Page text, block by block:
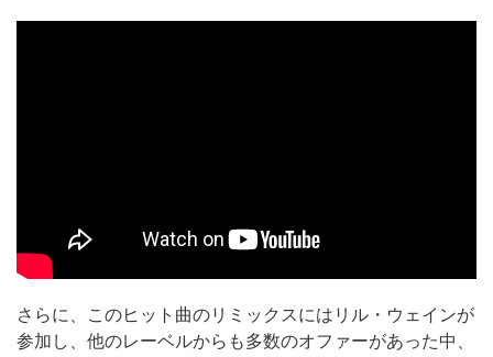
さらに、このヒット曲のリミックスにはリル・ウェインが
参加し、他のレーベルからも多数のオファーがあった中、